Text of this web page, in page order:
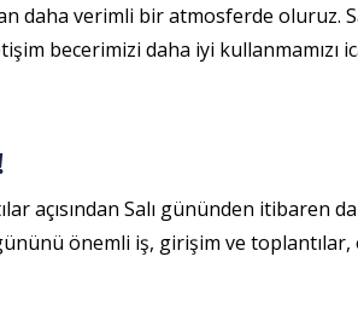
daha verimli bir atmosferde oluruz.
becerimizi daha iyi kullanmamızı
açısından Salı gününden itibaren
önemli iş, girişim ve